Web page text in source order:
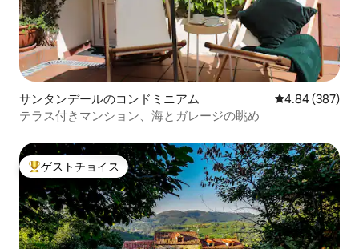
サンタンデールのコンドミニアム レビュー387
4.84 (387)
テラス付きマンション、海とガレージの眺め
大好評のゲストチョイスです。
ゲストチョイス